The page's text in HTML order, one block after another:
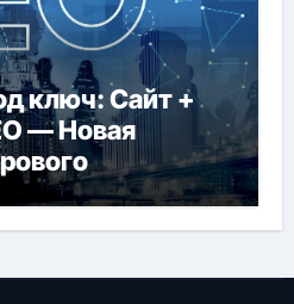
ключ: Сайт +
— Новая
2026 году